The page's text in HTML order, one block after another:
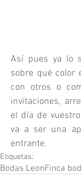
Así pues ya lo
sobre qué color
con otros o
invitaciones,
el día de
va a ser una
entrante.
Etiquetas:
Bodas LeonFinca